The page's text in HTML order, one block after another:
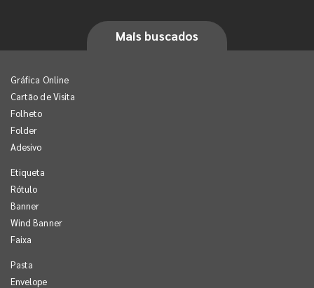
Mais buscados
Gráfica Online
Cartão de Visita
Folheto
Folder
Adesivo
Etiqueta
Rótulo
Banner
Wind Banner
Faixa
Pasta
Envelope